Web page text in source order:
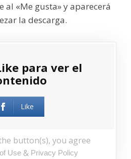
al «Me gusta» y aparecerá
la descarga.
para ver el
Like
button(s), you agree
Use& Privacy Policy